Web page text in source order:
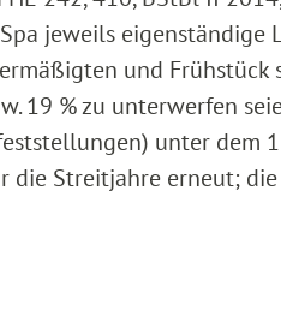
jeweils eigenständige
und
19 % zu unterwerfen
unter dem
die Streitjahre erneut;